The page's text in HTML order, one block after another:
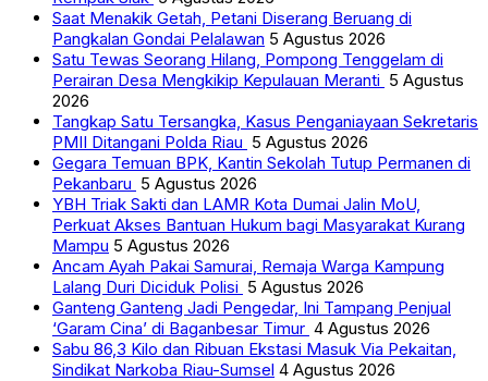
Saat Menakik Getah, Petani Diserang Beruang di
Pangkalan Gondai Pelalawan 5 Agustus 2026
Satu Tewas Seorang Hilang, Pompong Tenggelam di
Perairan Desa Mengkikip Kepulauan Meranti 5 Agustus
2026
Tangkap Satu Tersangka, Kasus Penganiayaan Sekretaris
PMII Ditangani Polda Riau 5 Agustus 2026
Gegara Temuan BPK, Kantin Sekolah Tutup Permanen di
Pekanbaru 5 Agustus 2026
YBH Triak Sakti dan LAMR Kota Dumai Jalin MoU,
Perkuat Akses Bantuan Hukum bagi Masyarakat Kurang
Mampu 5 Agustus 2026
Ancam Ayah Pakai Samurai, Remaja Warga Kampung
Lalang Duri Diciduk Polisi 5 Agustus 2026
Ganteng Ganteng Jadi Pengedar, Ini Tampang Penjual
‘Garam Cina’ di Baganbesar Timur 4 Agustus 2026
Sabu 86,3 Kilo dan Ribuan Ekstasi Masuk Via Pekaitan,
Sindikat Narkoba Riau-Sumsel 4 Agustus 2026